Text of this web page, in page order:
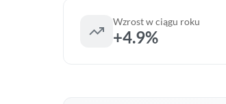
Wzrost w ciągu roku
+4.9%